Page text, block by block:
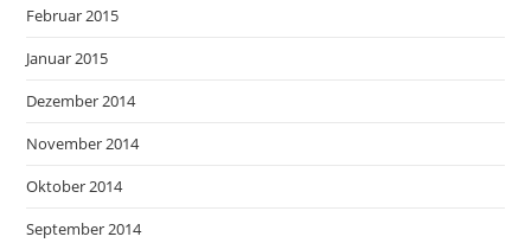
Februar 2015
Januar 2015
Dezember 2014
November 2014
Oktober 2014
September 2014